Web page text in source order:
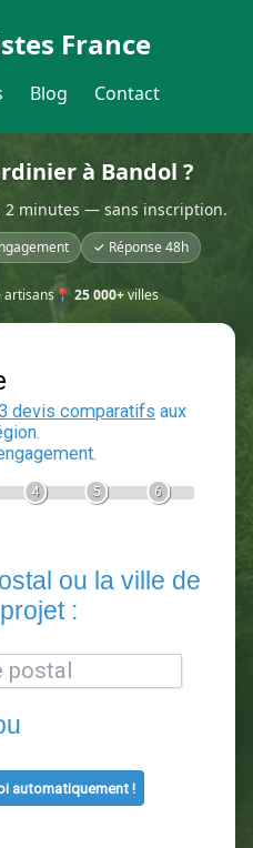
France
Blog Contact
à Bandol ?
2 minutes — sans inscription.
✓ Réponse 48h
artisans📍 25 000+villes
3 devis comparatifs
projet :